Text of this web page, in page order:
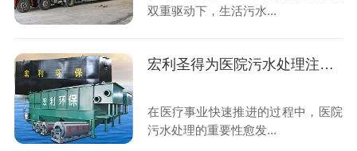
双重驱动下，生活污水...
宏利圣得为医院污水处理注入新活力
在医疗事业快速推进的过程中，医院
污水处理的重要性愈发...